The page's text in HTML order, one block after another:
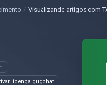
Visualizando artigos com
licença gugchat